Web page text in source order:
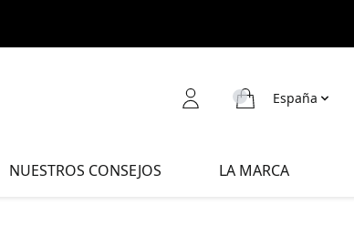
España
NUESTROS CONSEJOS LA MARCA